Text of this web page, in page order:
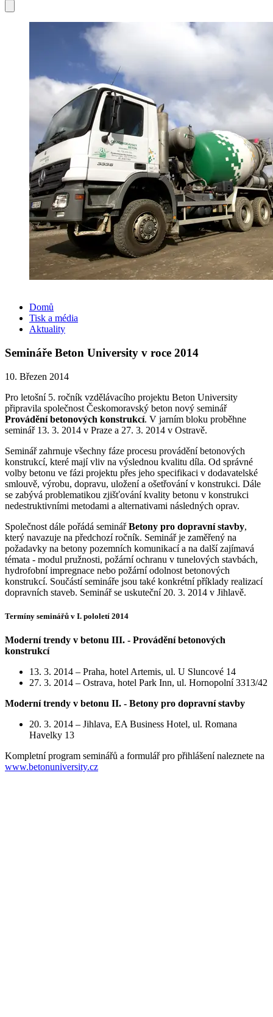
Domů
Tisk a média
Aktuality
Semináře Beton University v roce 2014
10. Březen 2014
Pro letošní 5. ročník vzdělávacího projektu Beton University
připravila společnost Českomoravský beton nový seminář
Provádění betonových konstrukcí. V jarním bloku proběhne
seminář 13. 3. 2014 v Praze a 27. 3. 2014 v Ostravě.
Seminář zahrnuje všechny fáze procesu provádění betonových
konstrukcí, které mají vliv na výslednou kvalitu díla. Od správné
volby betonu ve fázi projektu přes jeho specifikaci v dodavatelské
smlouvě, výrobu, dopravu, uložení a ošetřování v konstrukci. Dále
se zabývá problematikou zjišťování kvality betonu v konstrukci
nedestruktivními metodami a alternativami následných oprav.
Společnost dále pořádá seminářBetony pro dopravní stavby,
který navazuje na předchozí ročník. Seminář je zaměřený na
požadavky na betony pozemních komunikací a na další zajímavá
témata - modul pružnosti, požární ochranu v tunelových stavbách,
hydrofobní impregnace nebo požární odolnost betonových
konstrukcí. Součástí semináře jsou také konkrétní příklady realizací
dopravních staveb. Seminář se uskuteční 20. 3. 2014 v Jihlavě.
Termíny seminářů v I. pololetí 2014
Moderní trendy v betonu III. - Provádění betonových
konstrukcí
13. 3. 2014 – Praha, hotel Artemis, ul. U Sluncové 14
27. 3. 2014 – Ostrava, hotel Park Inn, ul. Hornopolní 3313/42
Moderní trendy v betonu II. - Betony pro dopravní stavby
20. 3. 2014 – Jihlava, EA Business Hotel, ul. Romana
Havelky 13
Kompletní program seminářů a formulář pro přihlášení naleznete na
www.betonuniversity.cz